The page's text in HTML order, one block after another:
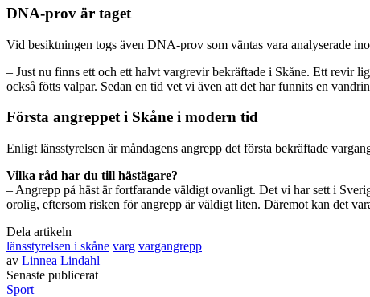
DNA-prov är taget
Vid besiktningen togs även DNA-prov som väntas vara analyserade
– Just nu finns ett och ett halvt vargrevir bekräftade i Skåne. Ett revir
också fötts valpar. Sedan en tid vet vi även att det har funnits en
Första angreppet i Skåne i modern tid
Enligt länsstyrelsen är måndagens angrepp det första bekräftade
Vilka råd har du till hästägare?
– Angrepp på häst är fortfarande väldigt ovanligt. Det vi har sett i
orolig, eftersom risken för angrepp är väldigt liten. Däremot kan det
Dela artikeln
länsstyrelsen i skåne varg vargangrepp
av Linnea Lindahl
Senaste publicerat
Sport